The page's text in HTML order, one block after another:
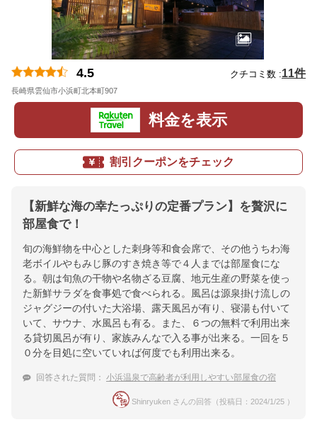
4.5 クチコミ数 :11件
長崎県雲仙市小浜町北本町907
料金を表示
割引クーポンをチェック
【新鮮な海の幸たっぷりの定番プラン】を贅沢に
部屋食で！
旬の海鮮物を中心とした刺身等和食会席で、その他うちわ海
老ボイルやもみじ豚のすき焼き等で４人までは部屋食にな
る。朝は旬魚の干物や名物ざる豆腐、地元生産の野菜を使っ
た新鮮サラダを食事処で食べられる。風呂は源泉掛け流しの
ジャグジーの付いた大浴場、露天風呂が有り、寝湯も付いて
いて、サウナ、水風呂も有る。また、６つの無料で利用出来
る貸切風呂が有り、家族みんなで入る事が出来る。一回を５
０分を目処に空いていれば何度でも利用出来る。
回答された質問： 小浜温泉で高齢者が利用しやすい部屋食の宿
Shinryuken さんの回答（投稿日：2024/1/25 ）